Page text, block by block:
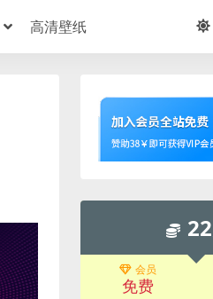
高清壁纸
22
会员
免费